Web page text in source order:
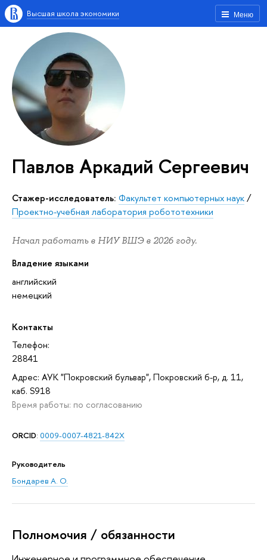
Меню
Высшая школа экономики
Павлов Аркадий Сергеевич
Стажер-исследователь: Факультет компьютерных наук/
Проектно-учебная лаборатория робототехники
Начал работать в НИУ ВШЭ в 2026 году.
Владение языками
английский
немецкий
Контакты
Телефон:
28841
Адрес: АУК "Покровский бульвар", Покровский б-р, д. 11,
каб. S918
Время работы: по согласованию
ORCID: 0009-0007-4821-842X
Руководитель
Бондарев А. О.
Полномочия / обязанности